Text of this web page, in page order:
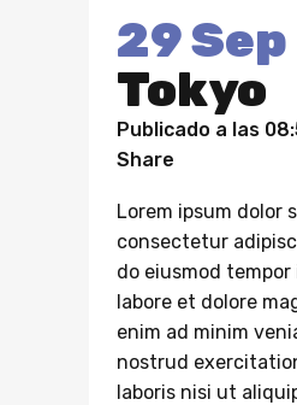
29 Sep
Tokyo
Publicado a las
Share
Lorem ipsum dolor
consectetur
do eiusmod
labore et dolore
enim ad minim
nostrud
laboris nisi ut